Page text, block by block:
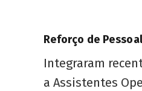
Reforço de
Integraram
a Assistentes